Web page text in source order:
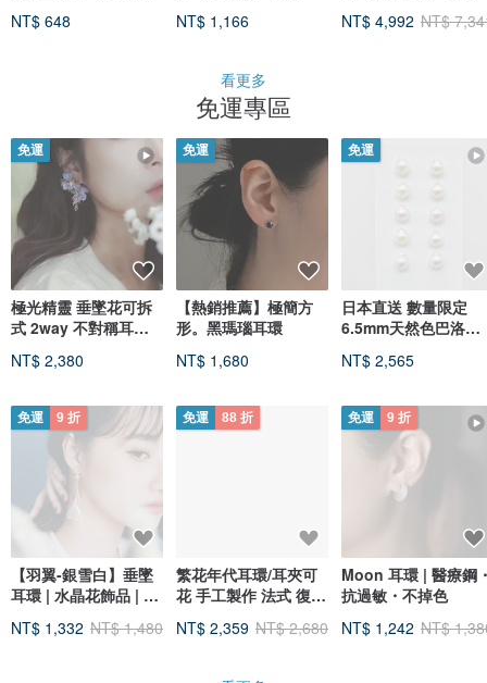
滴水 花朵
NT$ 648 NT$ 1,166
耳環
NT$ 4,992 NT$
看更多
免運專區
免運
極光精靈 垂墜花可拆
式 2way 不對稱耳環
NT$ 2,380
免運 9 折
【羽翼-銀雪白】垂墜
耳環 | 水晶花飾品 | 新
NT$ 1,332 NT$ 1,480
免運
【熱銷推薦】極簡方
形。黑瑪瑙耳環
NT$ 1,680
免運 88 折
繁花年代耳環/耳夾可
花 手工製作 法式 復古
NT$ 2,359 NT$ 2,680
免運
日本直送 數量限定
6.5mm天然色巴洛克
釘 耳飾
NT$ 2,565
免運 9 折
Moon 耳環 | 醫療鋼
抗過敏・不掉色
NT$ 1,242 NT$